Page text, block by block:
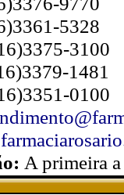
5328
3100
1481
0100
A primeira